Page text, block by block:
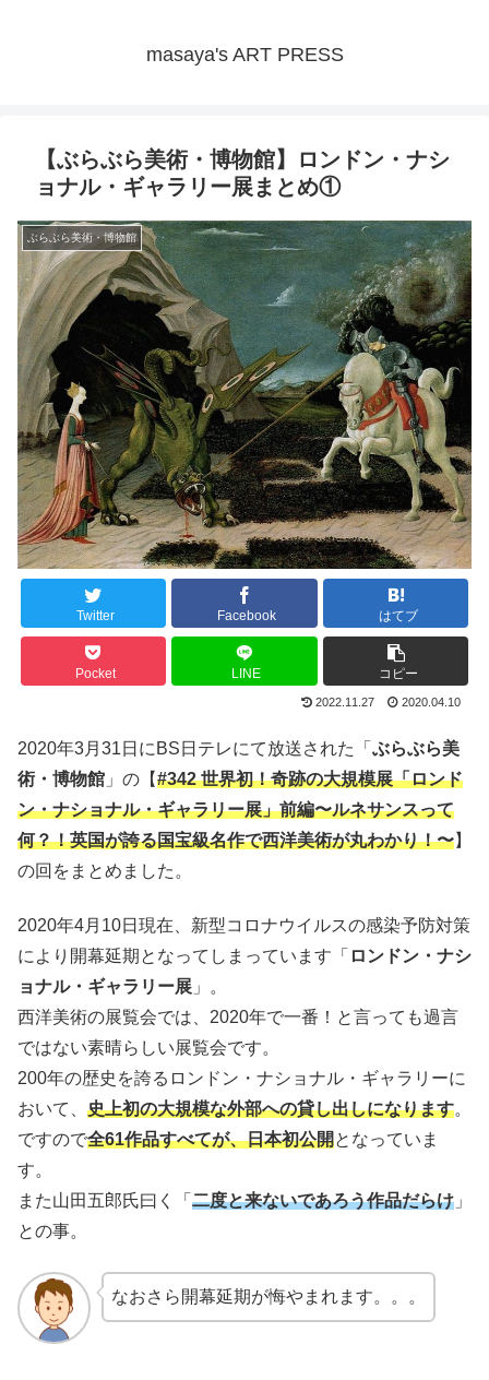
masaya's ART PRESS
【ぶらぶら美術・博物館】ロンドン・ナシ
ョナル・ギャラリー展まとめ①
ぶらぶら美術・博物館
Twitter Facebook はてブ
Pocket LINE コピー
2022.11.27 2020.04.10
2020年3月31日にBS日テレにて放送された「 ぶらぶら美
術・博物館 」の【#342 世界初！奇跡の大規模展「ロンド
ン・ナショナル・ギャラリー展」前編〜ルネサンスって
何？！英国が誇る国宝級名作で西洋美術が丸わかり！〜】
の回をまとめました。
2020年4月10日現在、新型コロナウイルスの感染予防対策
により開幕延期となってしまっています「 ロンドン・ナシ
ョナル・ギャラリー展 」。
西洋美術の展覧会では、2020年で一番！と言っても過言
ではない素晴らしい展覧会です。
200年の歴史を誇るロンドン・ナショナル・ギャラリーに
おいて、 史上初の大規模な外部への貸し出しになります。
ですので全61作品すべてが、日本初公開となっていま
す。
また山田五郎氏曰く「 二度と来ないであろう作品だらけ 」
との事。
なおさら開幕延期が悔やまれます。。。